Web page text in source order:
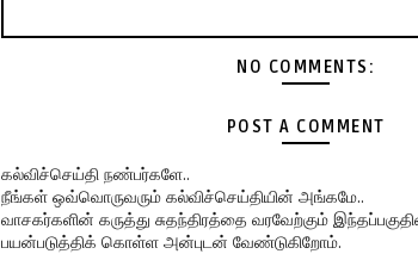
NO COMMENTS:
POST A COMMENT
கல்விச்செய்தி நண்பர்களே..
நீங்கள் ஒவ்வொருவரும் கல்விச்செய்தியின் அங்கமே..
வாசகர்களின் கருத்து சுதந்திரத்தை வரவேற்கும்
பயன்படுத்திக் கொள்ள அன்புடன் வேண்டுகிறோம்.